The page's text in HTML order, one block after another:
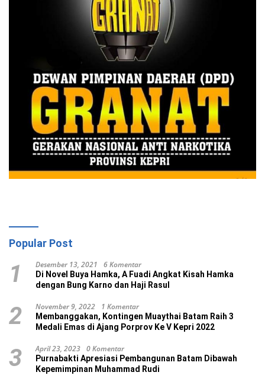
Popular Post
1 Desember 13, 2021 6 Komentar
Di Novel Buya Hamka, A Fuadi Angkat Kisah Hamka
dengan Bung Karno dan Haji Rasul
2 November 9, 2022 1 Komentar
Membanggakan, Kontingen Muaythai Batam Raih 3
Medali Emas di Ajang Porprov Ke V Kepri 2022
3 April 23, 2023 0 Komentar
Purnabakti Apresiasi Pembangunan Batam Dibawah
Kepemimpinan Muhammad Rudi